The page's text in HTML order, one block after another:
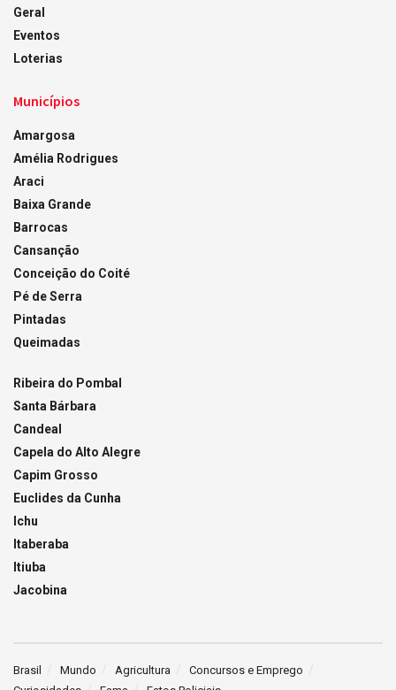
Geral
Eventos
Loterias
Municípios
Amargosa
Amélia Rodrigues
Araci
Baixa Grande
Barrocas
Cansanção
Conceição do Coité
Pé de Serra
Pintadas
Queimadas
Ribeira do Pombal
Santa Bárbara
Candeal
Capela do Alto Alegre
Capim Grosso
Euclides da Cunha
Ichu
Itaberaba
Itiuba
Jacobina
Brasil Mundo Agricultura
Concursos e Emprego